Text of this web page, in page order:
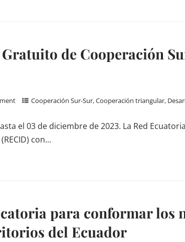
de Cooperación
Cooperación Sur-Sur,Cooperación triangular,
el 03 de diciembre de 2023. La Red
con...
para conformar los
del Ecuador